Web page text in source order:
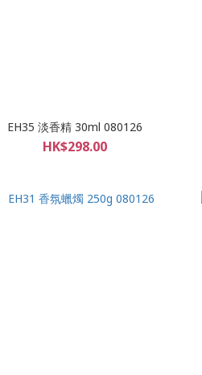
EH35 淡香精 30ml 080126
HK$298.00